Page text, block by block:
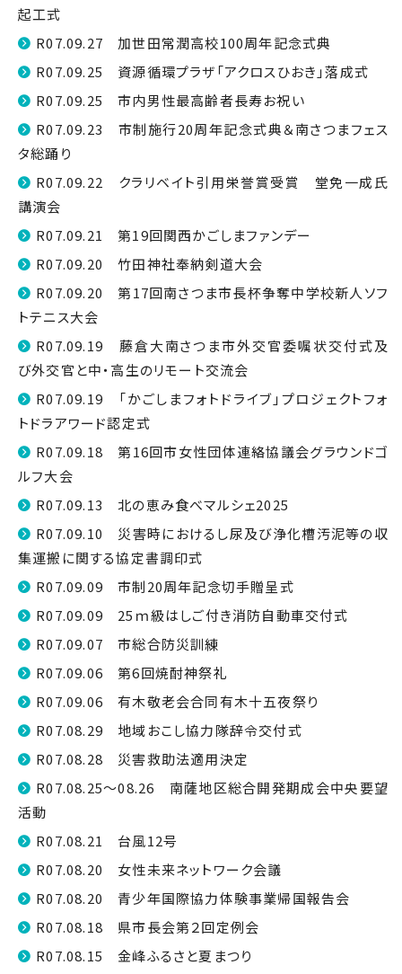
起工式
R07.09.27 加世田常潤高校100周年記念式典
R07.09.25 資源循環プラザ「アクロスひおき」落成式
R07.09.25 市内男性最高齢者長寿お祝い
R07.09.23 市制施行20周年記念式典＆南さつまフェス
タ総踊り
R07.09.22 クラリベイト引用栄誉賞受賞 堂免一成氏
講演会
R07.09.21 第19回関西かごしまファンデー
R07.09.20 竹田神社奉納剣道大会
R07.09.20 第17回南さつま市長杯争奪中学校新人ソフ
トテニス大会
R07.09.19 藤倉大南さつま市外交官委嘱状交付式及
び外交官と中・高生のリモート交流会
R07.09.19 「かごしまフォトドライブ」プロジェクトフォ
トドラアワード認定式
R07.09.18 第16回市女性団体連絡協議会グラウンドゴ
ルフ大会
R07.09.13 北の恵み食べマルシェ2025
R07.09.10 災害時におけるし尿及び浄化槽汚泥等の収
集運搬に関する協定書調印式
R07.09.09 市制20周年記念切手贈呈式
R07.09.09 25ｍ級はしご付き消防自動車交付式
R07.09.07 市総合防災訓練
R07.09.06 第6回焼酎神祭礼
R07.09.06 有木敬老会合同有木十五夜祭り
R07.08.29 地域おこし協力隊辞令交付式
R07.08.28 災害救助法適用決定
R07.08.25～08.26 南薩地区総合開発期成会中央要望
活動
R07.08.21 台風12号
R07.08.20 女性未来ネットワーク会議
R07.08.20 青少年国際協力体験事業帰国報告会
R07.08.18 県市長会第２回定例会
R07.08.15 金峰ふるさと夏まつり